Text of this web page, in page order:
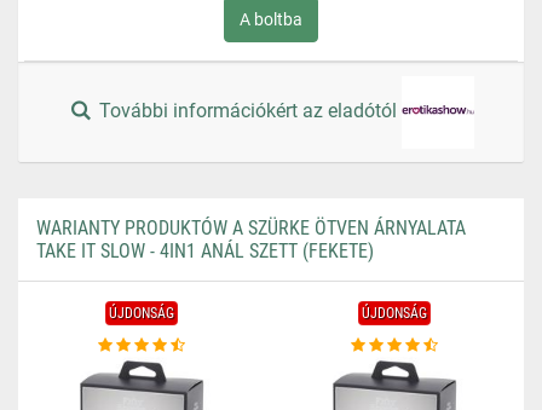
A boltba
További információkért az eladótól
WARIANTY PRODUKTÓW A SZÜRKE ÖTVEN ÁRNYALATA
TAKE IT SLOW - 4IN1 ANÁL SZETT (FEKETE)
ÚJDONSÁG ÚJDONSÁG